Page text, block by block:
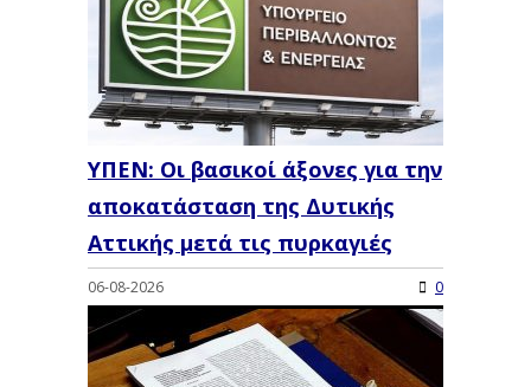
ΥΠΕΝ: Oι βασικοί άξονες για την
αποκατάσταση της Δυτικής
Αττικής μετά τις πυρκαγιές
06-08-2026 0